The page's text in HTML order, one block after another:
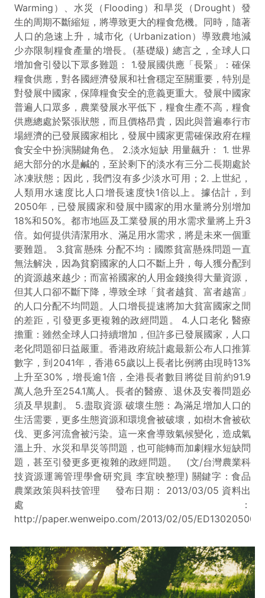
Warming）、水災（Flooding）和旱災（Drought）發
生的周期不斷縮短，將導致更大的糧食危機。同時，隨著
人口的急速上升，城市化（Urbanization）導致農地減
少亦限制糧食產量的增長。(基礎級) 總言之，全球人口
增加會引發以下眾多難題： 1.發展國供應「長緊」：確保
糧食供應，對各國經濟發展和社會穩定至關重要，特別是
對發展中國家，保障糧食安全的意義更重大。發展中國家
普遍人口眾多，農業發展水平低下，糧食生產不高，糧食
供應總處於緊張狀態，而且價格昂貴，因此與普遍奉行市
場經濟的已發展國家相比，發展中國家更需確保政府在糧
食安全中扮演關鍵角色。 2.淡水短缺 用量飆升： 1. 世界
絕大部分的水是鹹的，至於剩下的淡水有三分二長期處於
冰凍狀態；因此，我們沒有多少淡水可用；2. 上世紀，
人類用水速度比人口增長速度快1倍以上。據估計，到
2050年，已發展國家和發展中國家的用水量將分別增加
18%和50%。都市地區及工業發展的用水需求量將上升3
倍。如何提供清潔用水、滿足用水需求，將是未來一個重
要難題。 3.貧富懸殊 分配不均：國際貧富懸殊問題一直
無法解決，因為貧窮國家的人口不斷上升，每人獲分配到
的資源越來越少；而富裕國家的人用金錢換得大量資源，
但其人口卻不斷下降，導致全球「貧者越貧、富者越富」
的人口分配不均問題。人口增長提速將加大貧富國家之間
的差距，引發更多更複雜的政經問題。 4.人口老化 醫療
擔重：雖然全球人口持續增加，但許多已發展國家，人口
老化問題卻日益嚴重。香港政府統計處最新公布人口推算
數字，到2041年，香港65歲以上長者比例將由現時13%
上升至30%，增長逾1倍，全港長者數目將從目前約91.9
萬人急升至254.1萬人。長者的醫療、退休及安養問題必
須及早規劃。 5.盡取資源 破壞生態：為滿足增加人口的
生活需要，更多生態資源和環境會被破壞，如樹木會被砍
伐、更多河流會被污染。這一來會導致氣候變化，造成氣
溫上升、水災和旱災等問題，也可能轉而加劇糧水短缺問
題，甚至引發更多更複雜的政經問題。 (文/台灣農業科
技資源運籌管理學會研究員 李宜映整理) 關鍵字：食品
農業政策與科技管理 發布日期： 2013/03/05 資料出
處：
http://paper.wenweipo.com/2013/02/05/